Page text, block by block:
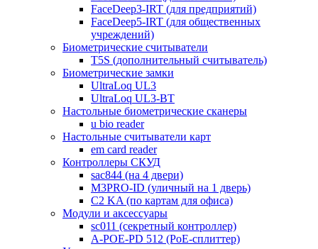
FaceDeep3-IRT (для предприятий)
FaceDeep5-IRT (для общественных
учреждений)
Биометрические считыватели
T5S (дополнительный считыватель)
Биометрические замки
UltraLoq UL3
UltraLoq UL3-BT
Настольные биометрические сканеры
u bio reader
Настольные считыватели карт
em card reader
Контроллеры СКУД
sac844 (на 4 двери)
M3PRO-ID (уличный на 1 дверь)
C2 KA (по картам для офиса)
Модули и аксессуары
sc011 (секретный контроллер)
A-POE-PD 512 (PoE-сплиттер)